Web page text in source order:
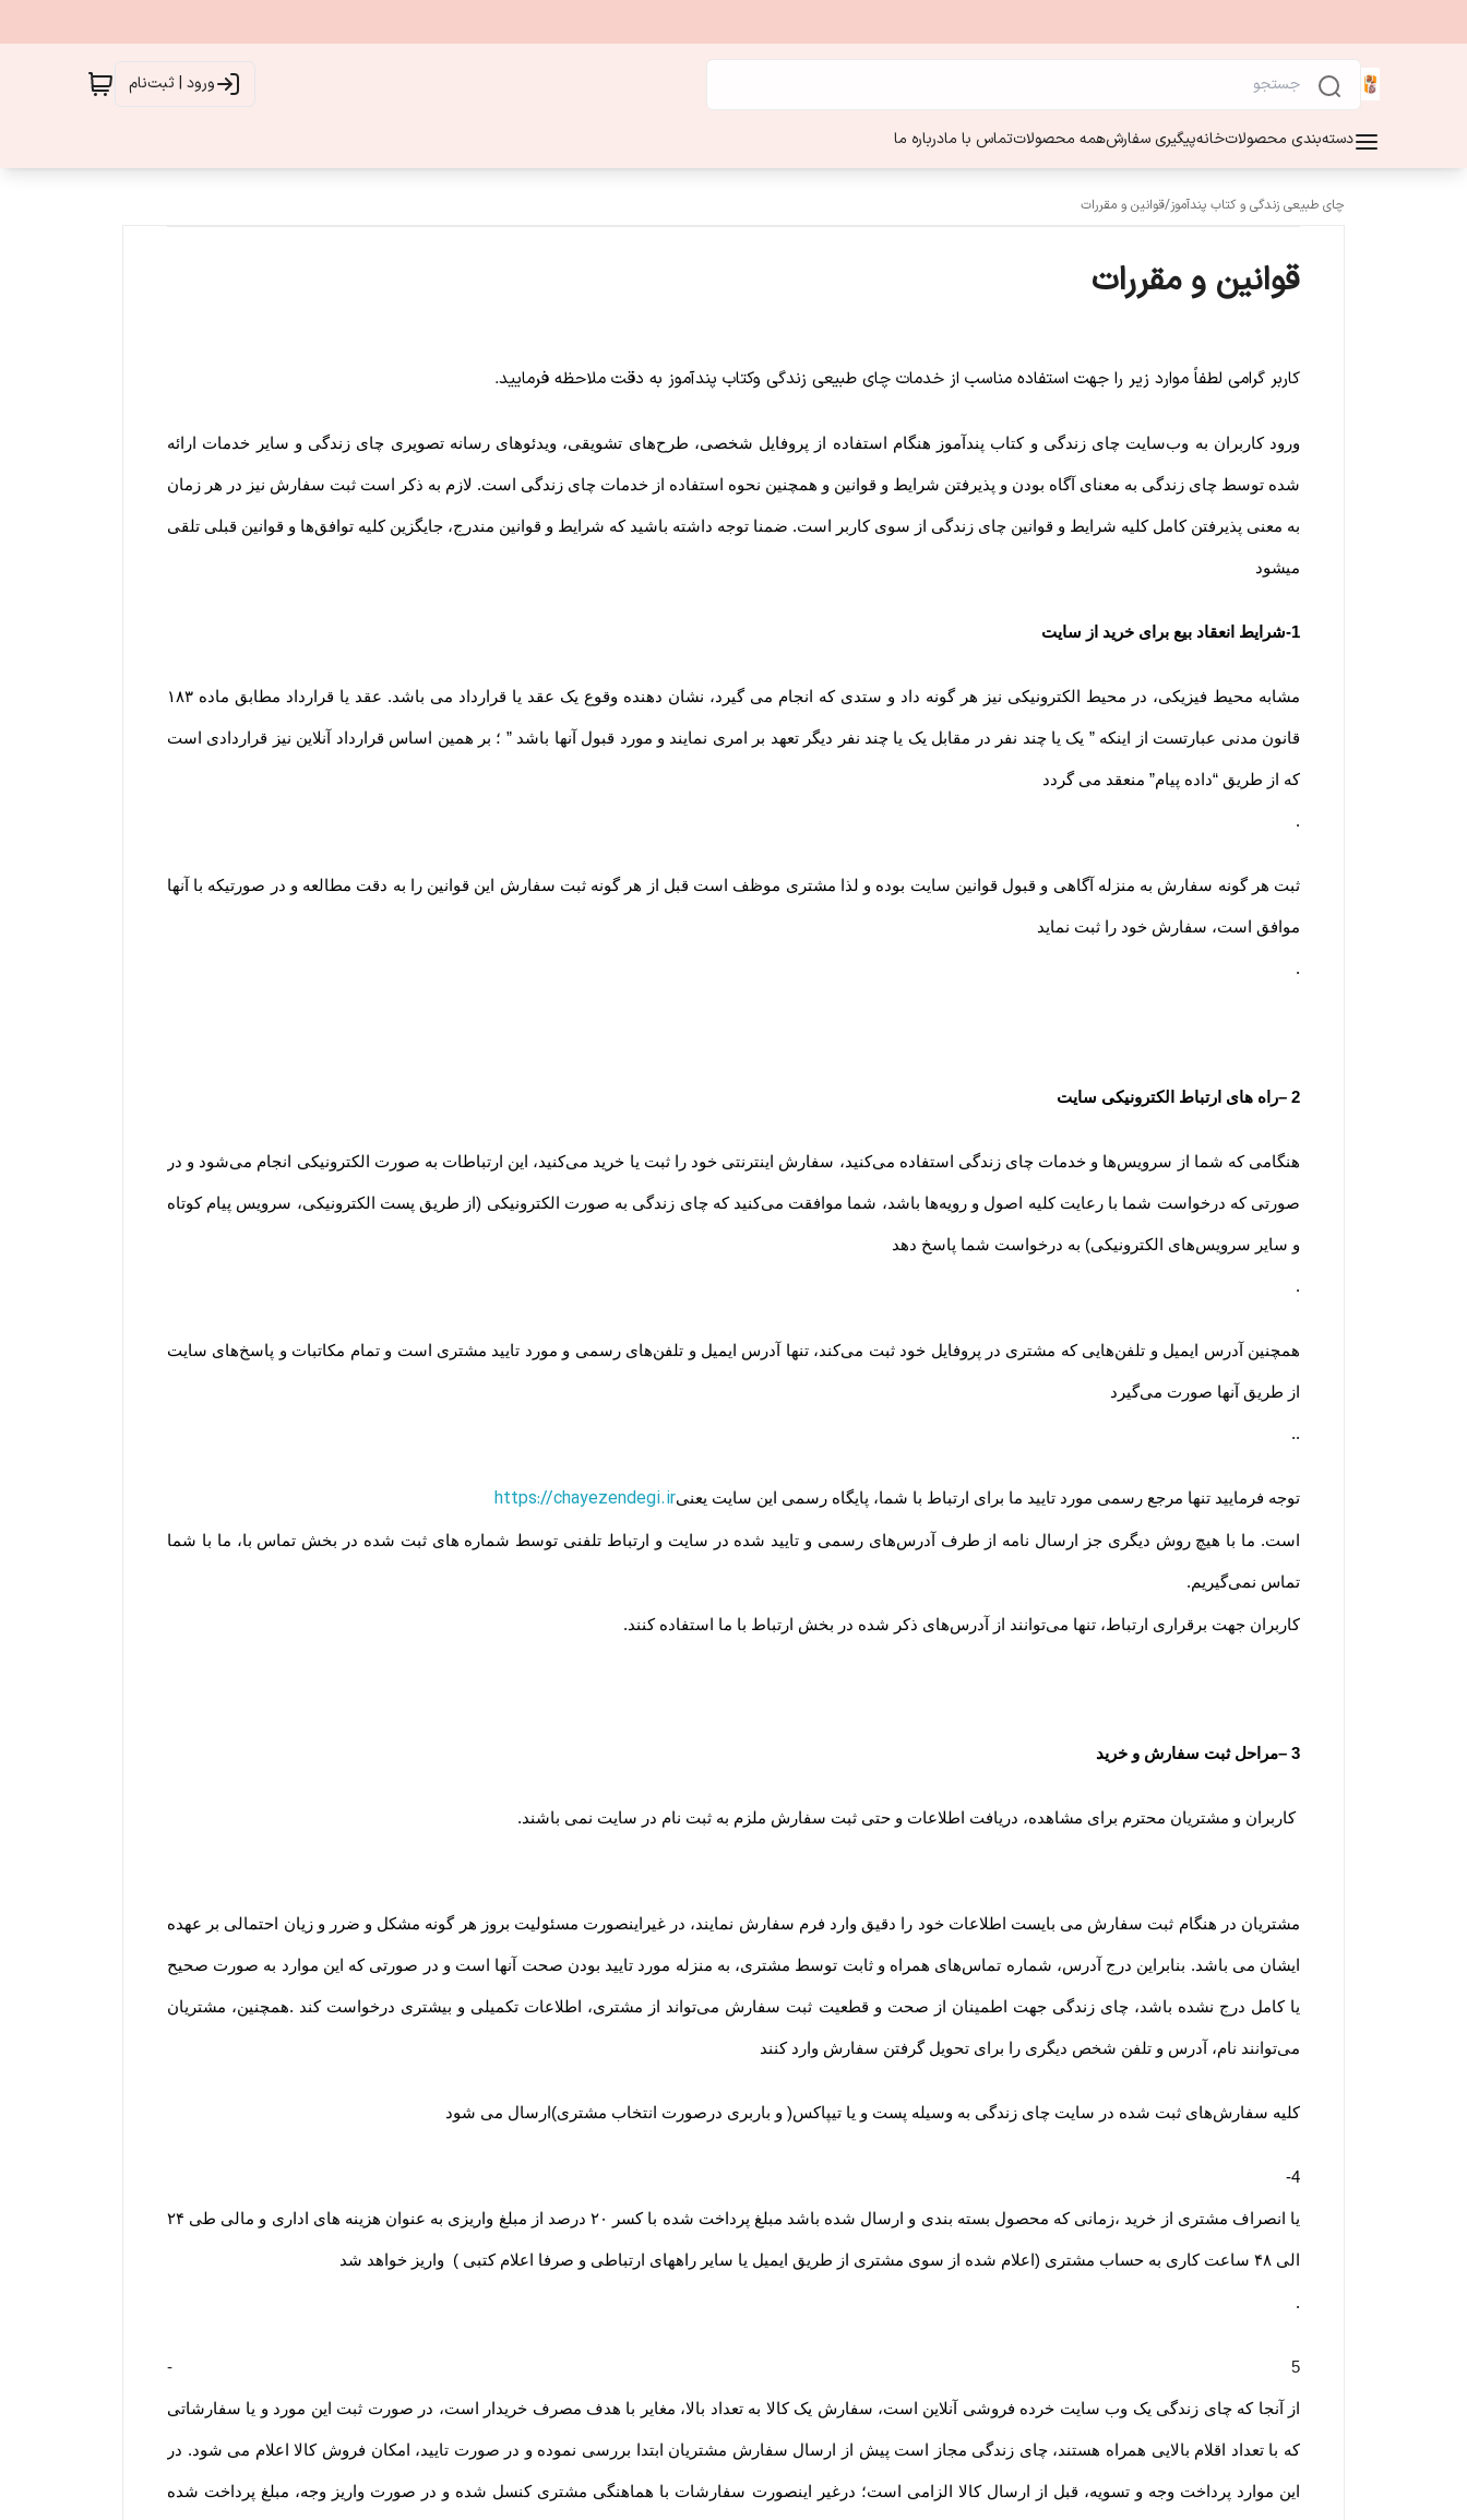
ورود | ثبت‌نام
دسته‌بندی محصولاتخانهپیگیری سفارشهمه محصولاتتماس با مادرباره ما
چای طبیعی زندگی و کتاب پندآموز/قوانین و مقررات
قوانین و مقررات
کاربر گرامی لطفاً موارد زیر را جهت استفاده مناسب از خدمات چای طبیعی زندگی وکتاب پندآموز به دقت ملاحظه فرمایید.
ورود کاربران به وب‏‌سایت چای زندگی و کتاب پندآموز هنگام استفاده از پروفایل شخصی، طرح‏‌های تشویقی، ویدئوهای رسانه تصویری چای زندگی و سایر خدمات ارائه
شده توسط چای زندگی به معنای آگاه بودن و پذیرفتن شرایط و قوانین و همچنین نحوه استفاده از خدمات چای زندگی است. لازم به ذکر است ثبت سفارش نیز در هر زمان
به معنی پذیرفتن کامل کلیه شرایط و قوانین چای زندگی از سوی کاربر است. ضمنا توجه داشته باشید که شرایط و قوانین مندرج، جایگزین کلیه توافق‏‌ها و قوانین قبلی تلقی
میشود
-1شرایط انعقاد بیع برای خرید از سایت
مشابه محیط فیزیکی، در محیط الکترونیکی نیز هر گونه داد و ستدی که انجام می گیرد، نشان دهنده وقوع یک عقد یا قرارداد می باشد. عقد یا قرارداد مطابق ماده ۱۸۳
قانون مدنی عبارتست از اینکه ” یک یا چند نفر در مقابل یک یا چند نفر دیگر تعهد بر امری نمایند و مورد قبول آنها باشد ” ؛ بر همین اساس قرارداد آنلاین نیز قراردادی است
که از طریق “داده پیام” منعقد می گردد
.
ثبت هر گونه سفارش به منزله آگاهی و قبول قوانین سایت بوده و لذا مشتری موظف است قبل از هر گونه ثبت سفارش این قوانین را به دقت مطالعه و در صورتیکه با آنها
موافق است، سفارش خود را ثبت نماید
.
2
–راه های ارتباط الکترونیکی سایت
هنگامی که شما از سرویس‌‏ها و خدمات چای زندگی استفاده می‏‌کنید، سفارش اینترنتی خود را ثبت یا خرید می‏‌کنید، این ارتباطات به صورت الکترونیکی انجام می‏‌شود و در
صورتی که درخواست شما با رعایت کلیه اصول و رویه‏‌ها باشد، شما موافقت می‌‏کنید که چای زندگی به صورت الکترونیکی (از طریق پست الکترونیکی، سرویس پیام کوتاه
و سایر سرویس‌های الکترونیکی) به درخواست شما پاسخ دهد
.
همچنین آدرس ایمیل و تلفن‌هایی که مشتری در پروفایل خود ثبت می‌کند، تنها آدرس ایمیل و تلفن‌های رسمی و مورد تایید مشتری است و تمام مکاتبات و پاسخ‌های سایت
از طریق آنها صورت می‌گیرد
..
توجه فرمایید تنها مرجع رسمی مورد تایید ما برای ارتباط با شما، پایگاه رسمی این سایت یعنیhttps://chayezendegi.ir
است. ما با هیچ روش دیگری جز ارسال نامه از طرف آدرس‏‌های رسمی و تایید شده در سایت و ارتباط تلفنی توسط شماره های ثبت شده در بخش تماس با، ما با شما
تماس نمی‌‏گیریم.
کاربران جهت برقراری ارتباط، تنها می‏‌توانند از آدرس‌‏های ذکر شده در بخش ارتباط با ما استفاده کنند.
3
–مراحل ثبت سفارش و خرید
کاربران و مشتریان محترم برای مشاهده، دریافت اطلاعات و حتی ثبت سفارش ملزم به ثبت نام در سایت نمی باشند.
مشتریان در هنگام ثبت سفارش می بایست اطلاعات خود را دقیق وارد فرم سفارش نمایند، در غیراینصورت مسئولیت بروز هر گونه مشکل و ضرر و زیان احتمالی بر عهده
ایشان می باشد. بنابراین درج آدرس، شماره تماس‌های همراه و ثابت توسط مشتری، به منزله مورد تایید بودن صحت آنها است و در صورتی که این موارد به صورت صحیح
یا کامل درج نشده باشد، چای زندگی جهت اطمینان از صحت و قطعیت ثبت سفارش می‌تواند از مشتری، اطلاعات تکمیلی و بیشتری درخواست کند .همچنین، مشتریان
می‌توانند نام، آدرس و تلفن شخص دیگری را برای تحویل گرفتن سفارش وارد کنند
کلیه سفارش‌‏های ثبت شده در سایت چای زندگی به وسیله پست و یا تیپاکس( و باربری درصورت انتخاب مشتری)ارسال می شود
4-
یا انصراف مشتری از خرید ،زمانی که محصول بسته بندی و ارسال شده باشد مبلغ پرداخت شده با کسر ۲۰ درصد از مبلغ واریزی به عنوان هزینه های اداری و مالی طی ۲۴
الی ۴۸ ساعت کاری به حساب مشتری (اعلام شده از سوی مشتری از طریق ایمیل یا سایر راههای ارتباطی و صرفا اعلام کتبی ) واریز خواهد شد
.
5 -
از آنجا که چای زندگی یک وب ‌سایت خرده‌ فروشی آنلاین است، سفارش یک کالا به تعداد بالا، مغایر با هدف مصرف خریدار است، در صورت ثبت این مورد و یا سفارشاتی
که با تعداد اقلام بالایی همراه هستند، چای زندگی مجاز است پیش از ارسال سفارش مشتریان ابتدا بررسی نموده و در صورت تایید، امکان فروش کالا اعلام می شود. در
این موارد پرداخت وجه و تسویه، قبل از ارسال کالا الزامی است؛ درغیر اینصورت سفارشات با هماهنگی مشتری کنسل شده و در صورت واریز وجه، مبلغ پرداخت شده